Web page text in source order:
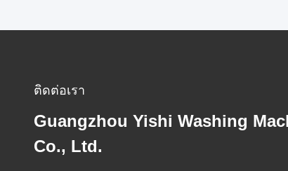
ติดต่อเรา
Guangzhou Yishi Washing
Co., Ltd.